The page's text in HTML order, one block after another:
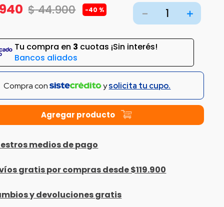
$44.900 -40 % ＋
－
Tu compra en 3 cuotas ¡Sin interés!
Bancos aliados
Compra con ysolicita tu cupo.
medios de pago
gratis por compras desde $119.900
y devoluciones gratis